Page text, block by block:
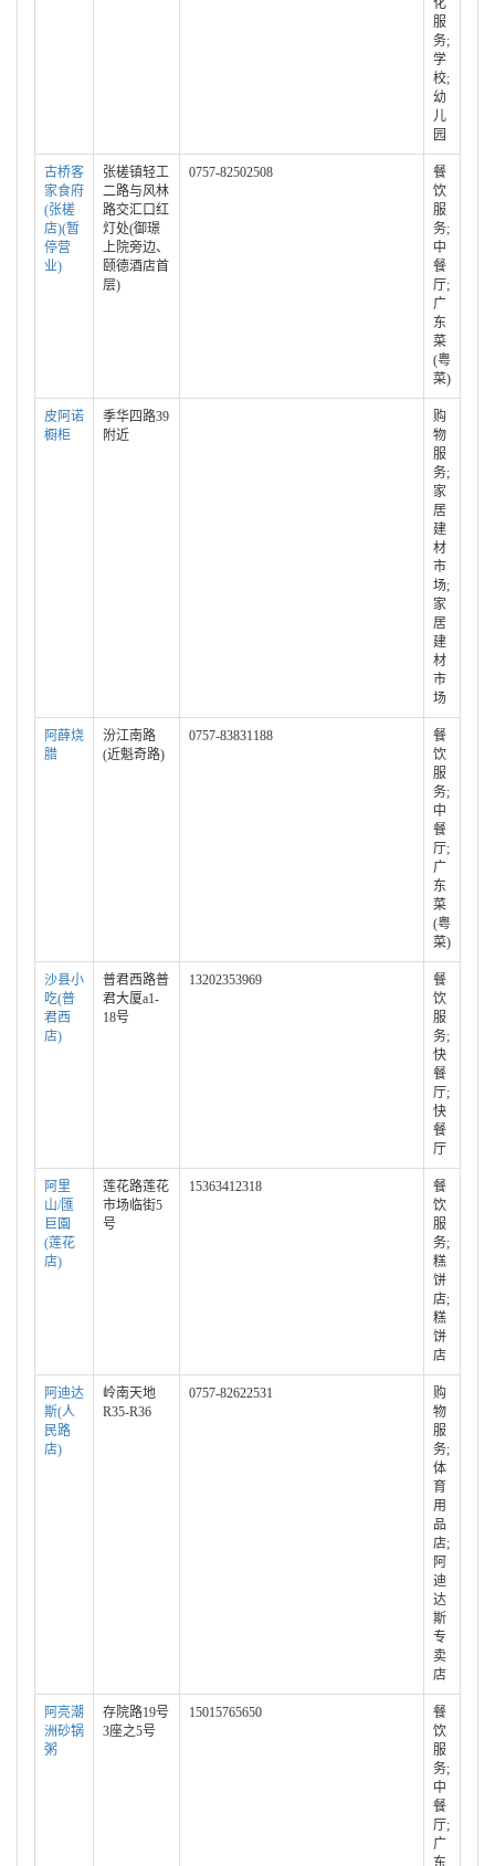
化
服
务;
学
校;
幼
儿
园
古桥客
家食府
(张槎
店)(暂
停营
业)
张槎镇轻工
二路与风林
路交汇口红
灯处(御璟
上院旁边、
颐德酒店首
层)
0757-82502508
餐
饮
服
务;
中
餐
厅;
广
东
菜
(粤
菜)
皮阿诺
橱柜
季华四路39
附近
购
物
服
务;
家
居
建
材
市
场;
家
居
建
材
市
场
阿薛烧
腊
汾江南路
(近魁奇路)
0757-83831188
餐
饮
服
务;
中
餐
厅;
广
东
菜
(粤
菜)
沙县小
吃(普
君西
店)
普君西路普
君大厦a1-
18号
13202353969
餐
饮
服
务;
快
餐
厅;
快
餐
厅
阿里
山/匯
巨園
(莲花
店)
莲花路莲花
市场临街5
号
15363412318
餐
饮
服
务;
糕
饼
店;
糕
饼
店
阿迪达
斯(人
民路
店)
岭南天地
R35-R36
0757-82622531
购
物
服
务;
体
育
用
品
店;
阿
迪
达
斯
专
卖
店
阿亮潮
洲砂锅
粥
存院路19号
3座之5号
15015765650
餐
饮
服
务;
中
餐
厅;
广
东